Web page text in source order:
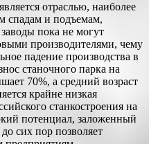
отраслью, наиболее
спадам и подъемам,
пока не могут
производителями, чему
падение производства в
станочного парка на
70%, а средний возраст
крайне низкая
станкостроения на
потенциал, заложенный
сих пор позволяет